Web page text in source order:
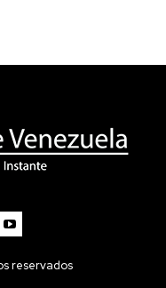
reservados